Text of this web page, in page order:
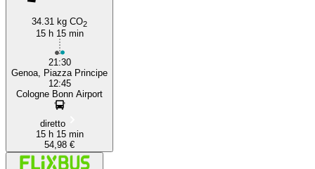
34.31 kg CO2
15 h 15 min
21:30
Genoa, Piazza Principe
12:45
Cologne Bonn Airport
diretto
15 h 15 min
54,98 €